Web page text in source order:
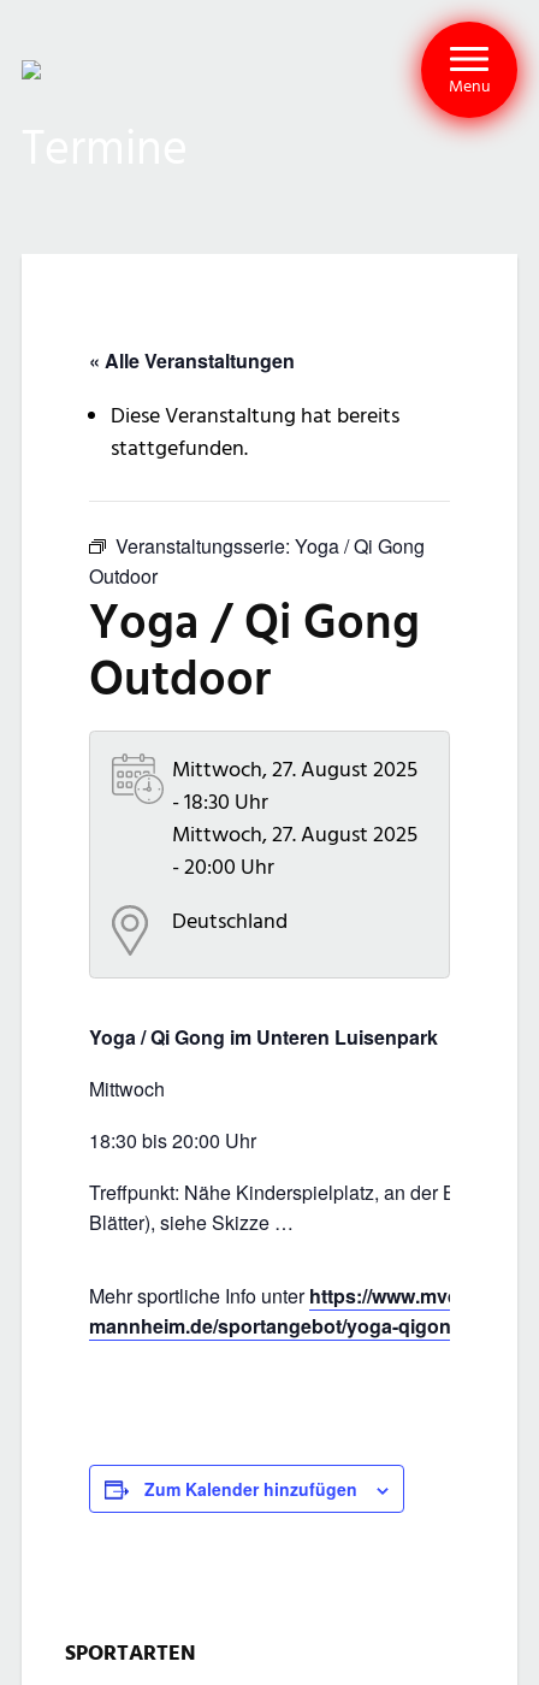
Menu
« Alle Veranstaltungen
Diese Veranstaltung hat bereits
stattgefunden.
Veranstaltungsserie: Yoga / Qi Gong
Outdoor
Yoga / Qi Gong
Outdoor
Mittwoch, 27. August 2025
- 18:30 Uhr
Mittwoch, 27. August 2025
- 20:00 Uhr
Deutschland
Yoga / Qi Gong im Unteren Luisenpark
Mittwoch
18:30 bis 20:00 Uhr
Treffpunkt: Nähe Kinderspielplatz, an der Blutbuche
Blätter), siehe Skizze …
Mehr sportliche Info unterhttps://www.mvd-
mannheim.de/sportangebot/yoga-qigong
Zum Kalender hinzufügen
SPORTARTEN